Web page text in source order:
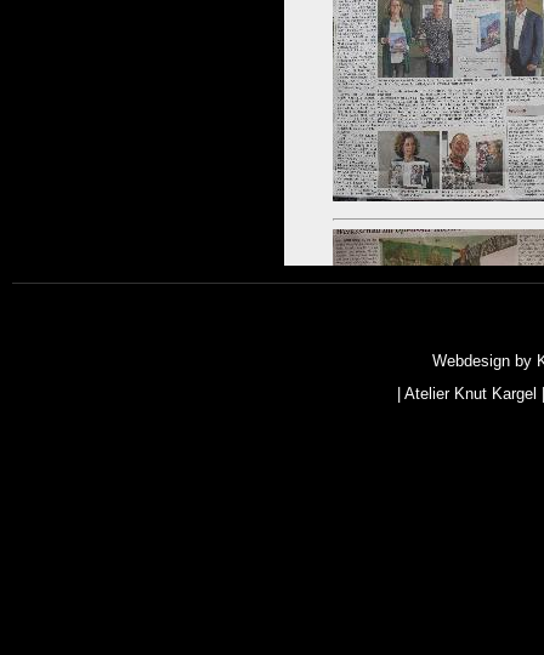
Webdesign by
|Atelier Knut Kargel